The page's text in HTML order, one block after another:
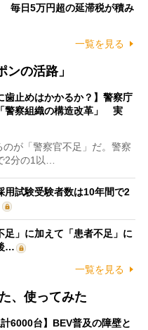
毎日5万円超の延滞税が積み
一覧を見る
の活路」
歯止めはかかるか？】警察庁
警察組織の構造改革」 実
が「警察官不足」だ。警察
2分の1以…
用試験受験者数は10年間で2
足」に加えて「患者不足」に
…
一覧を見る
、使ってみた
計6000台】BEV普及の障壁と